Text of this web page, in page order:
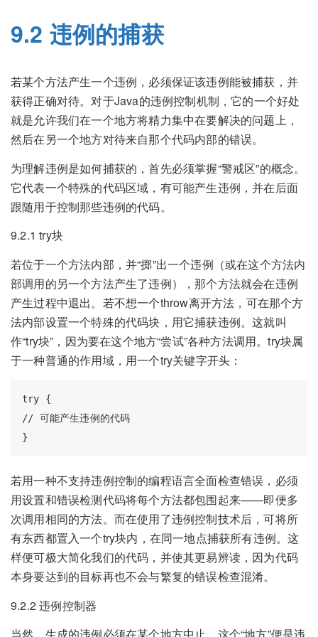
9.2 违例的捕获
若某个方法产生一个违例，必须保证该违例能被捕获，并
获得正确对待。对于Java的违例控制机制，它的一个好处
就是允许我们在一个地方将精力集中在要解决的问题上，
然后在另一个地方对待来自那个代码内部的错误。
为理解违例是如何捕获的，首先必须掌握“警戒区”的概念。
它代表一个特殊的代码区域，有可能产生违例，并在后面
跟随用于控制那些违例的代码。
9.2.1 try块
若位于一个方法内部，并“掷”出一个违例（或在这个方法内
部调用的另一个方法产生了违例），那个方法就会在违例
产生过程中退出。若不想一个throw离开方法，可在那个方
法内部设置一个特殊的代码块，用它捕获违例。这就叫
作“try块”，因为要在这个地方“尝试”各种方法调用。try块属
于一种普通的作用域，用一个try关键字开头：
try {
// 可能产生违例的代码
若用一种不支持违例控制的编程语言全面检查错误，必须
用设置和错误检测代码将每个方法都包围起来——即便多
次调用相同的方法。而在使用了违例控制技术后，可将所
有东西都置入一个try块内，在同一地点捕获所有违例。这
样便可极大简化我们的代码，并使其更易辨读，因为代码
本身要达到的目标再也不会与繁复的错误检查混淆。
9.2.2 违例控制器